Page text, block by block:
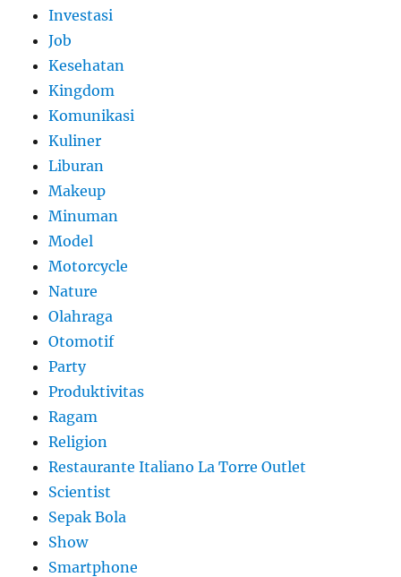
Investasi
Job
Kesehatan
Kingdom
Komunikasi
Kuliner
Liburan
Makeup
Minuman
Model
Motorcycle
Nature
Olahraga
Otomotif
Party
Produktivitas
Ragam
Religion
Restaurante Italiano La Torre Outlet
Scientist
Sepak Bola
Show
Smartphone